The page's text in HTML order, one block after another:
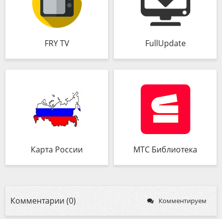
FRY TV FullUpdate
Карта России МТС Библиотека
Комментарии (0) Комментируем